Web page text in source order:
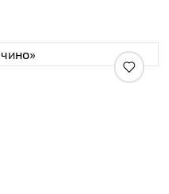
Увеличить